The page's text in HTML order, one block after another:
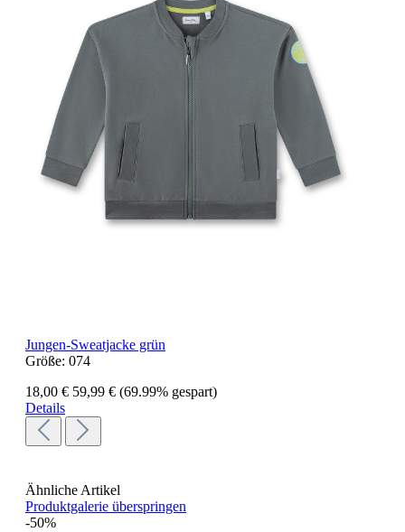
Jungen-Sweatjacke grün
Größe: 074
18,00 € 59,99 € (69.99% gespart)
Details
Ähnliche Artikel
Produktgalerie überspringen
-50%